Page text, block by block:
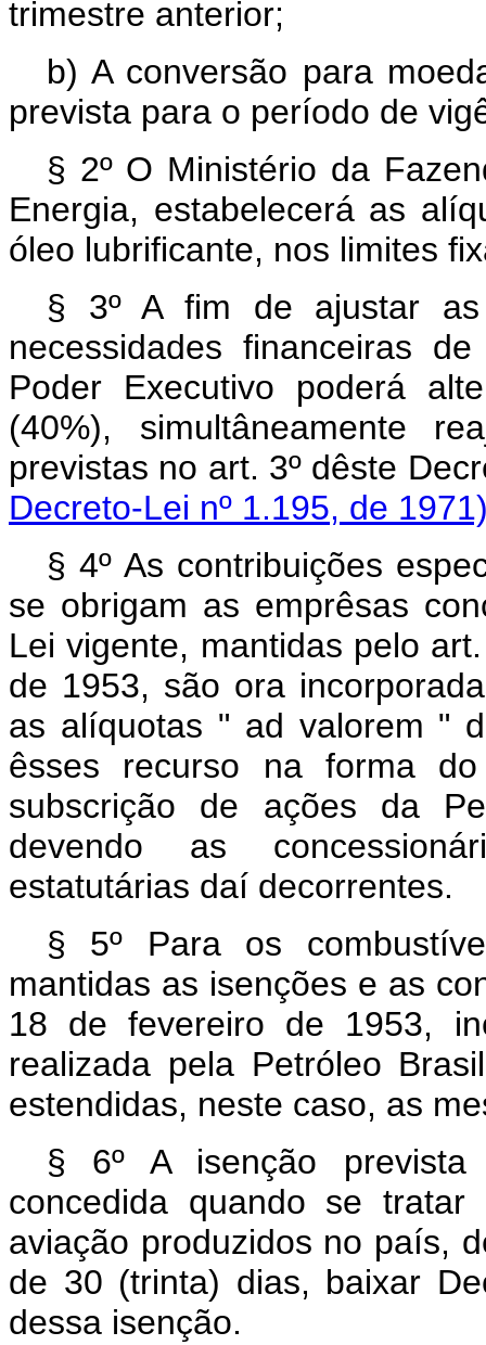
trimestre anterior;
b) A conversão para
prevista para o período de
§ 2º O Ministério da
Energia, estabelecerá as
óleo lubrificante, nos limites
§ 3º A fim de ajustar
necessidades financeiras
Poder Executivo poderá
(40%), simultâneamente
previstas no art. 3º
Decreto-Lei nº 1.195, de
§ 4º As contribuições
se obrigam as emprêsas
Lei vigente, mantidas pelo
de 1953, são ora
as alíquotas " ad valorem "
êsses recurso na forma
subscrição de ações da
devendo as
estatutárias daí decorrentes.
§ 5º Para os
mantidas as isenções e as
18 de fevereiro de 1953,
realizada pela Petróleo
estendidas, neste caso, as
§ 6º A isenção
concedida quando se
aviação produzidos no país,
de 30 (trinta) dias, baixar
dessa isenção.